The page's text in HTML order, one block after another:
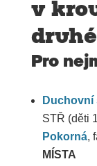
v
Pro
Duchovní
STŘ (děti
Pokorná,
MÍSTA